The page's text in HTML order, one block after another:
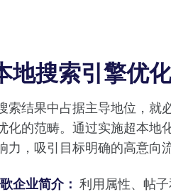
地搜索引擎优
索结果中占据主导地位，就
化的范畴。通过实施超本地
力，吸引目标明确的高意向流
企业简介： 利用属性、帖